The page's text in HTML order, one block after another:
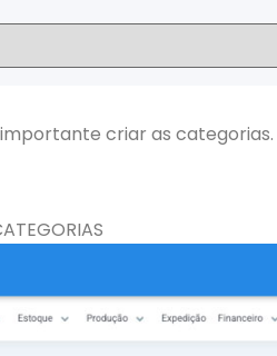
criar as